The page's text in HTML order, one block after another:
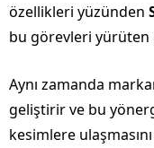
özellikleri yüzünden
bu görevleri
Aynı zamanda
geliştirir ve bu
kesimlere